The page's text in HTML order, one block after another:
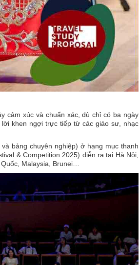
cảm xúc và chuẩn xác, dù chỉ có ba ngày
khen ngợi trực tiếp từ các giáo sư, nhạc
bảng chuyên nghiệp) ở hạng mục thanh
& Competition 2025) diễn ra tại Hà Nội,
Malaysia, Brunei…